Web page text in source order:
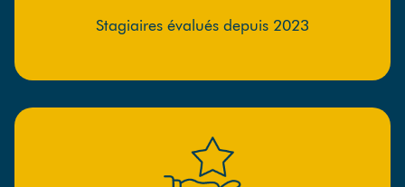
Stagiaires évalués depuis 2023